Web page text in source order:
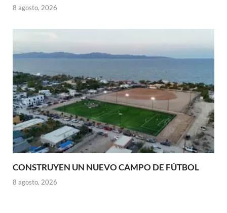
8 agosto, 2026
CONSTRUYEN UN NUEVO CAMPO DE FÚTBOL
8 agosto, 2026